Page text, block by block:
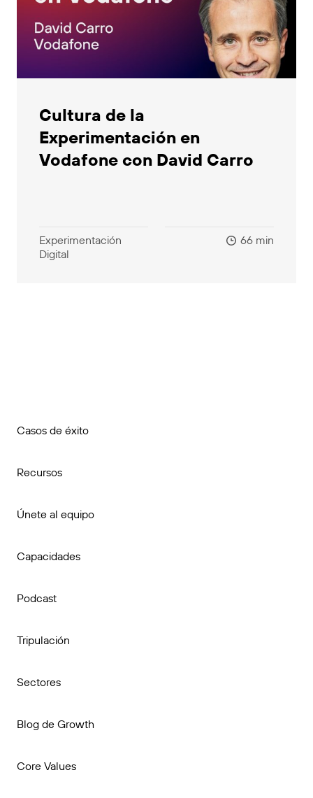
Cultura de la
Experimentación en
Vodafone con David Carro
Experimentación
Digital
66 min
Casos de éxito
Recursos
Únete al equipo
Capacidades
Podcast
Tripulación
Sectores
Blog de Growth
Core Values